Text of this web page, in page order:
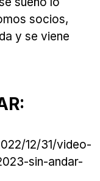
socios,
y se viene
12/31/video-
sin-andar-